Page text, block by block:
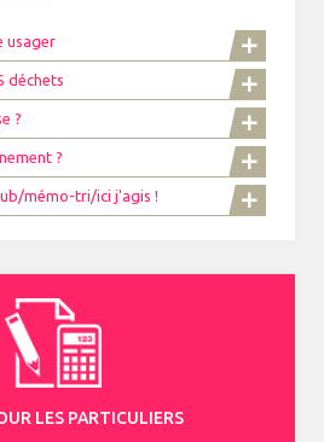
usager
déchets
?
?
mémo-tri/ici j'agis !
LES PARTICULIERS